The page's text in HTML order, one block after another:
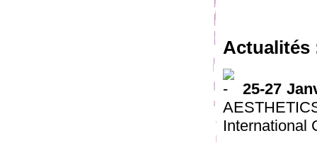
Actualités
25-27
International